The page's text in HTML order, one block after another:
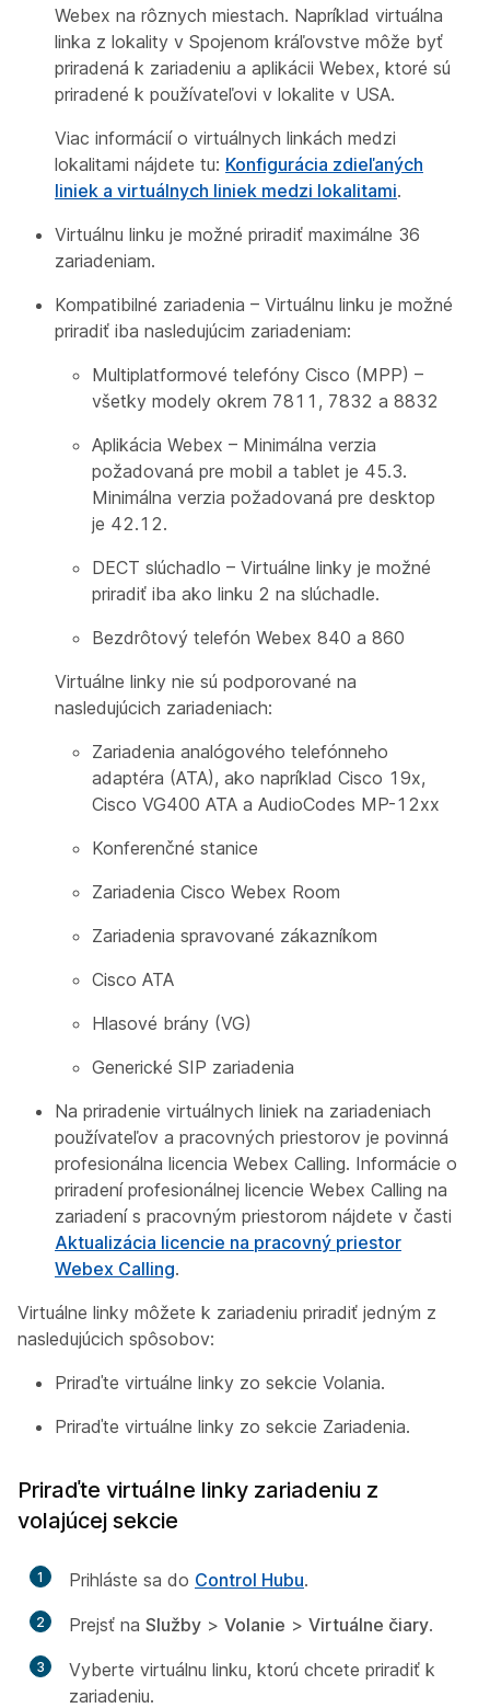
Webex na rôznych miestach. Napríklad virtuálna
linka z lokality v Spojenom kráľovstve môže byť
priradená k zariadeniu a aplikácii Webex, ktoré sú
priradené k používateľovi v lokalite v USA.
Viac informácií o virtuálnych linkách medzi
lokalitami nájdete tu: Konfigurácia zdieľaných
liniek a virtuálnych liniek medzi lokalitami.
Virtuálnu linku je možné priradiť maximálne 36
zariadeniam.
Kompatibilné zariadenia – Virtuálnu linku je možné
priradiť iba nasledujúcim zariadeniam:
Multiplatformové telefóny Cisco (MPP) –
všetky modely okrem 7811, 7832 a 8832
Aplikácia Webex – Minimálna verzia
požadovaná pre mobil a tablet je 45.3.
Minimálna verzia požadovaná pre desktop
je 42.12.
DECT slúchadlo – Virtuálne linky je možné
priradiť iba ako linku 2 na slúchadle.
Bezdrôtový telefón Webex 840 a 860
Virtuálne linky nie sú podporované na
nasledujúcich zariadeniach:
Zariadenia analógového telefónneho
adaptéra (ATA), ako napríklad Cisco 19x,
Cisco VG400 ATA a AudioCodes MP-12xx
Konferenčné stanice
Zariadenia Cisco Webex Room
Zariadenia spravované zákazníkom
Cisco ATA
Hlasové brány (VG)
Generické SIP zariadenia
Na priradenie virtuálnych liniek na zariadeniach
používateľov a pracovných priestorov je povinná
profesionálna licencia Webex Calling. Informácie o
priradení profesionálnej licencie Webex Calling na
zariadení s pracovným priestorom nájdete v časti
Aktualizácia licencie na pracovný priestor
Webex Calling.
Virtuálne linky môžete k zariadeniu priradiť jedným z
nasledujúcich spôsobov:
Priraďte virtuálne linky zo sekcie Volania.
Priraďte virtuálne linky zo sekcie Zariadenia.
Priraďte virtuálne linky zariadeniu z
volajúcej sekcie
1 Prihláste sa do Control Hubu.
2 Prejsť na Služby > Volanie > Virtuálne čiary.
3
Vyberte virtuálnu linku, ktorú chcete priradiť k
zariadeniu.